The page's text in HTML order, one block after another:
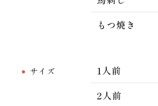
もつ焼き
サイズ
1人前
2人前